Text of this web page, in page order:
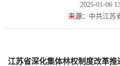
2025-01-06
来源： 中共江苏
江苏省深化集体林权制度改革